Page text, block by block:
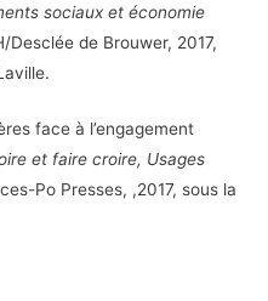
sociaux et économie
Desclée de Brouwer, 2017,
face à l’engagement
et faire croire, Usages
Po Presses, ,2017, sous la